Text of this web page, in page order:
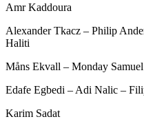
Amr Kaddoura
Alexander Tkacz – Philip
Haliti
Måns Ekvall – Monday Samuel
Edafe Egbedi – Adi Nalic –
Karim Sadat